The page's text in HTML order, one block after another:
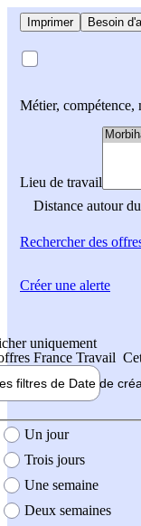
Imprimer Besoin
Métier,
Lieu de travail
Distance autour
Rechercherdes
uniquement
France Travail
filtres de Date de
création de l'offre
Un jour
Trois jours
Une semaine
Deux semaines
Créer une alerte